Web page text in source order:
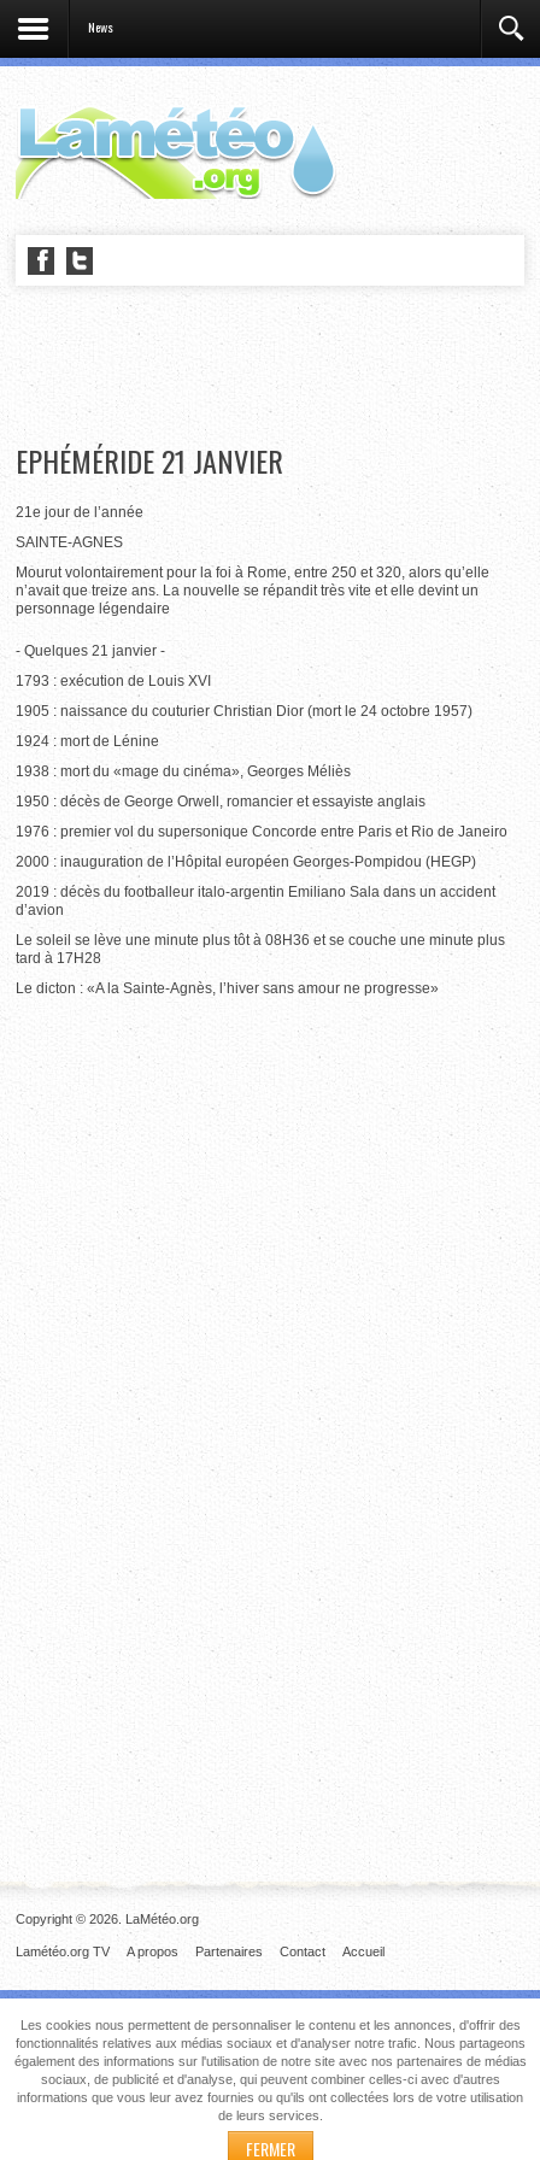
News
EPHÉMÉRIDE 21 JANVIER
21e jour de l’année
SAINTE-AGNES
Mourut volontairement pour la foi à Rome, entre 250 et 320, alors qu’elle
n’avait que treize ans. La nouvelle se répandit très vite et elle devint un
personnage légendaire
- Quelques 21 janvier -
1793 : exécution de Louis XVI
1905 : naissance du couturier Christian Dior (mort le 24 octobre 1957)
1924 : mort de Lénine
1938 : mort du «mage du cinéma», Georges Méliès
1950 : décès de George Orwell, romancier et essayiste anglais
1976 : premier vol du supersonique Concorde entre Paris et Rio de Janeiro
2000 : inauguration de l’Hôpital européen Georges-Pompidou (HEGP)
2019 : décès du footballeur italo-argentin Emiliano Sala dans un accident
d’avion
Le soleil se lève une minute plus tôt à 08H36 et se couche une minute plus
tard à 17H28
Le dicton : «A la Sainte-Agnès, l’hiver sans amour ne progresse»
Copyright © 2026. LaMétéo.org
Accueil
Contact
Partenaires
A propos
Lamétéo.org TV
Les cookies nous permettent de personnaliser le contenu et les annonces, d'offrir des
fonctionnalités relatives aux médias sociaux et d'analyser notre trafic. Nous partageons
également des informations sur l'utilisation de notre site avec nos partenaires de médias
sociaux, de publicité et d'analyse, qui peuvent combiner celles-ci avec d'autres
informations que vous leur avez fournies ou qu'ils ont collectées lors de votre utilisation
de leurs services.
FERMER